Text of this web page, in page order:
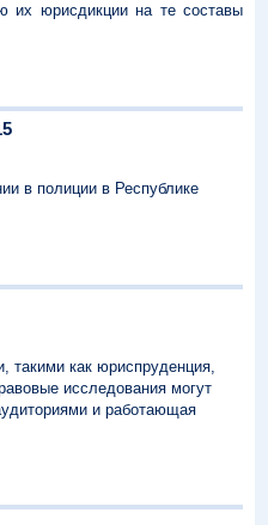
их юрисдикции на те составы
в полиции в Республике
такими как юриспруденция,
исследования могут
и работающая